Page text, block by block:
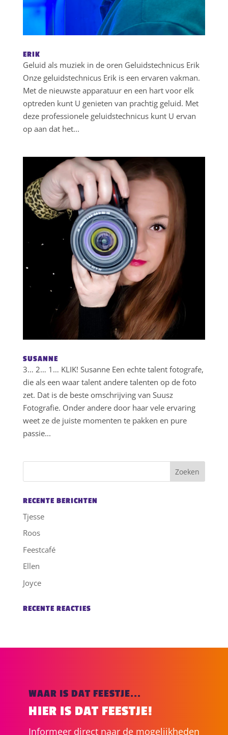
ERIK
Geluid als muziek in de oren Geluidstechnicus Erik
Onze geluidstechnicus Erik is een ervaren vakman.
Met de nieuwste apparatuur en een hart voor elk
optreden kunt U genieten van prachtig geluid. Met
deze professionele geluidstechnicus kunt U ervan
op aan dat het...
SUSANNE
3… 2… 1… KLIK! Susanne Een echte talent fotografe,
die als een waar talent andere talenten op de foto
zet. Dat is de beste omschrijving van Suusz
Fotografie. Onder andere door haar vele ervaring
weet ze de juiste momenten te pakken en pure
passie...
RECENTE BERICHTEN
Tjesse
Roos
Feestcafé
Ellen
Joyce
RECENTE REACTIES
WAAR IS DAT FEESTJE...
HIER IS DAT FEESTJE!
Informeer direct naar de mogelijkheden